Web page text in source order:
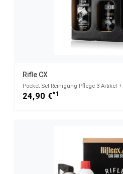
Rifle CX
Pocket Set Reinigung Pflege 3 Artikel +
24,90 €*1